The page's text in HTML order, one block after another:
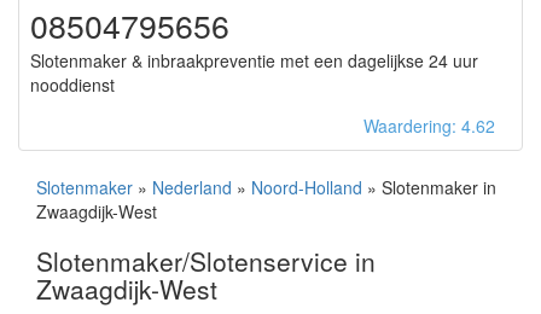
08504795656
Slotenmaker & inbraakpreventie met een dagelijkse 24 uur
nooddienst
Waardering: 4.62
Slotenmaker » Nederland » Noord-Holland » Slotenmaker in
Zwaagdijk-West
Slotenmaker/Slotenservice in
Zwaagdijk-West